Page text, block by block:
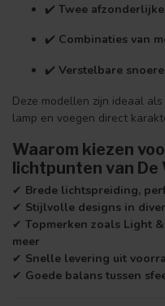
✔️ Twee
✔️ Combinaties van
✔️ Verstelbare
Deze modellen zijn ideaal
lamp en voegen direct
Waarom kiezen
lichtpunten van De
✔ Brede lichtspreiding,
✔ Stijlvolle designs in
✔ Topmerken zoals Light
meer
✔ Snelle levering uit
✔ Goede balans tussen